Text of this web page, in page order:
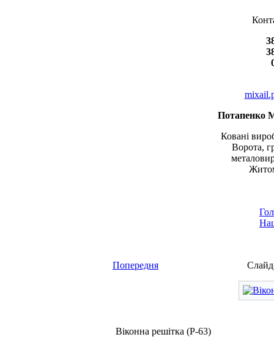
Потапенко
Ковані
Ворота,
Попередня
Віконна решітка (Р-63)